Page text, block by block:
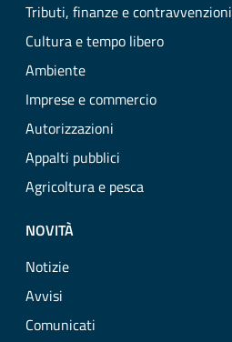
Tributi, finanze e contravvenzioni
Cultura e tempo libero
Ambiente
Imprese e commercio
Autorizzazioni
Appalti pubblici
Agricoltura e pesca
NOVITÀ
Notizie
Avvisi
Comunicati